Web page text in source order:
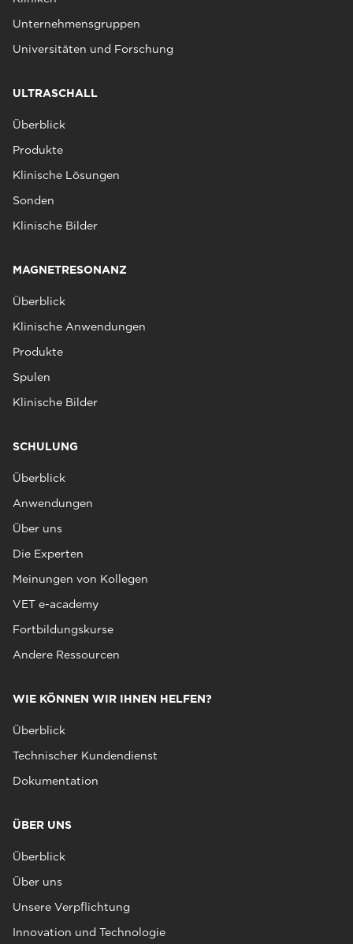
Unternehmensgruppen
Universitäten und Forschung
ULTRASCHALL
Überblick
Produkte
Klinische Lösungen
Sonden
Klinische Bilder
MAGNETRESONANZ
Überblick
Klinische Anwendungen
Produkte
Spulen
Klinische Bilder
SCHULUNG
Überblick
Anwendungen
Über uns
Die Experten
Meinungen von Kollegen
VET e-academy
Fortbildungskurse
Andere Ressourcen
WIE KÖNNEN WIR IHNEN HELFEN?
Überblick
Technischer Kundendienst
Dokumentation
ÜBER UNS
Überblick
Über uns
Unsere Verpflichtung
Innovation und Technologie